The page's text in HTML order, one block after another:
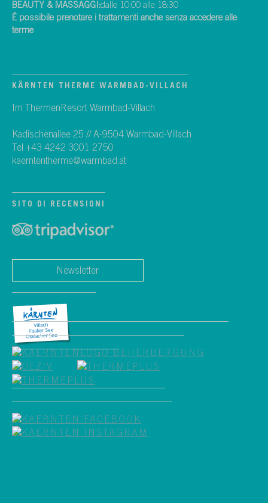
BEAUTY & MASSAGGI:dalle 10:00 alle 18:30
É possibile prenotare i trattamenti anche senza accedere alle
terme
KÄRNTEN THERME WARMBAD-VILLACH
Im ThermenResort Warmbad-Villach
Kadischenallee 25 // A-9504 Warmbad-Villach
Tel +43 4242 3001 2750
kaerntentherme@warmbad.at
SITO DI RECENSIONI
Newsletter